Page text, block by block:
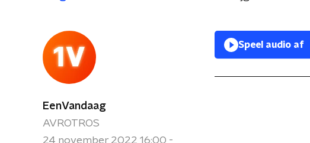
EenVandaag
AVROTROS
24 november 2022 16:00 -
Speel audio af